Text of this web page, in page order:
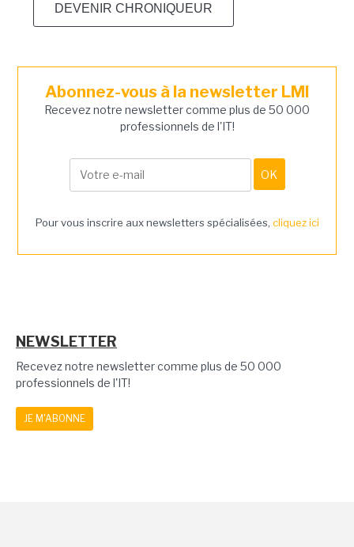
DEVENIR CHRONIQUEUR
Abonnez-vous à la newsletter LMI
Recevez notre newsletter comme plus de 50 000
professionnels de l'IT!
Pour vous inscrire aux newsletters spécialisées, cliquez ici
NEWSLETTER
Recevez notre newsletter comme plus de 50 000
professionnels de l'IT!
JE M'ABONNE